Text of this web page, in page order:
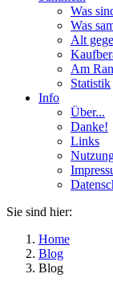
Was
Was
Alt
Am
Statistik
Info
Über...
Danke!
Links
Sie sind hier:
Home
Blog
Blog